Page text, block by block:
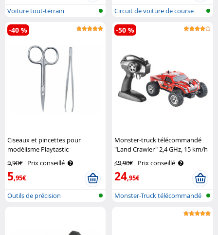
Voiture tout-terrain
télécommandée ..
Circuit de voiture de course
transp..
Ciseaux et pincettes pour
modélisme Playtastic
9,90€ Prix conseillé
5,95€
-40 %
Outils de précision
Monster-truck télécommandé
"Land Crawler" 2,4 GHz, 15 km/h
49,90€ Prix conseillé
24,95€
-50 %
Monster-Truck télécommandé